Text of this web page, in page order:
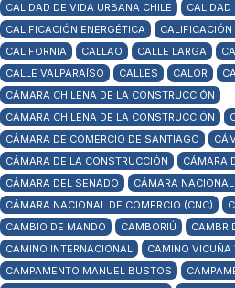
CALIDAD DE VIDA URBANA CHILE
CALIDAD
CALIFICACIÓN ENERGÉTICA
CALIFORNIA
CALLAO CALLE LARGA
CALLE VALPARAÍSO
CALLES CALOR
CÁMARA CHILENA DE LA CONSTRUCCIÓN
CÁMARA CHILENA DE LA CONSTRUCCIÓN
CÁMARA DE COMERCIO DE SANTIAGO
CÁMARA DE LA CONSTRUCCIÓN
CÁMARA
CÁMARA DEL SENADO
CÁMARA
CÁMARA NACIONAL DE COMERCIO (CNC)
CAMBIO DE MANDO
CAMBORIÚ
CAMINO INTERNACIONAL
CAMINO VICUÑA
CAMPAMENTO MANUEL BUSTOS